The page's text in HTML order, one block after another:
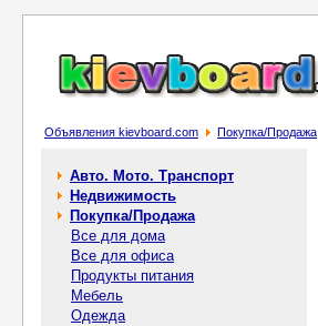
Объявления kievboard.com Покупка/Продажа
Авто. Мото. Транспорт
Недвижимость
Покупка/Продажа
Все для дома
Все для офиса
Продукты питания
Мебель
Одежда